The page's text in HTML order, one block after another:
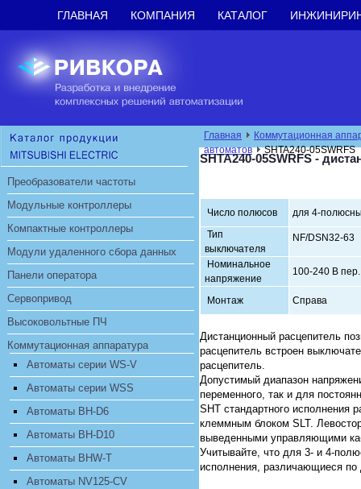
ГЛАВНАЯ КОМПАНИЯ КАТАЛОГ
Преобразователи частоты
Модульные контроллеры
Компактные контроллеры
Модули удаленного сбора данных
Панели оператора
Сервопривод
Высоковольтные ПЧ
Коммутационная аппаратура
Автоматы серии WS-V
Автоматы серии WSS
Автоматы BH-D6
Автоматы BH-D10
Автоматы BHW-T
Автоматы NV125-CV
Главная
Коммутационная
автоматов
SHTA240-05SWRFS
SHTA240-05SWRFS -
Число полюсов
для 4-
Тип
выключателя
NF/DSN32-63
Номинальное
напряжение
100-240 В пер.
Монтаж Справа
Дистанционный расцепитель
расцепитель встроен
расцепитель.
Допустимый диапазон
переменного, так и для
SHT стандартного исполнения
клеммным блоком SLT.
выведенными управляющими
Учитывайте, что для 3- и 4-
исполнения, различающиеся